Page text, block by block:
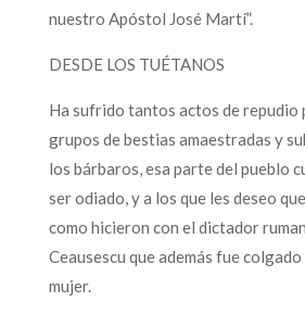
nuestro Apóstol José Martí”.
DESDE LOS TUÉTANOS
Ha sufrido tantos actos de repudio
grupos de bestias amaestradas y
los bárbaros, esa parte del pueblo
ser odiado, y a los que les deseo
como hicieron con el dictador
Ceausescu que además fue
mujer.